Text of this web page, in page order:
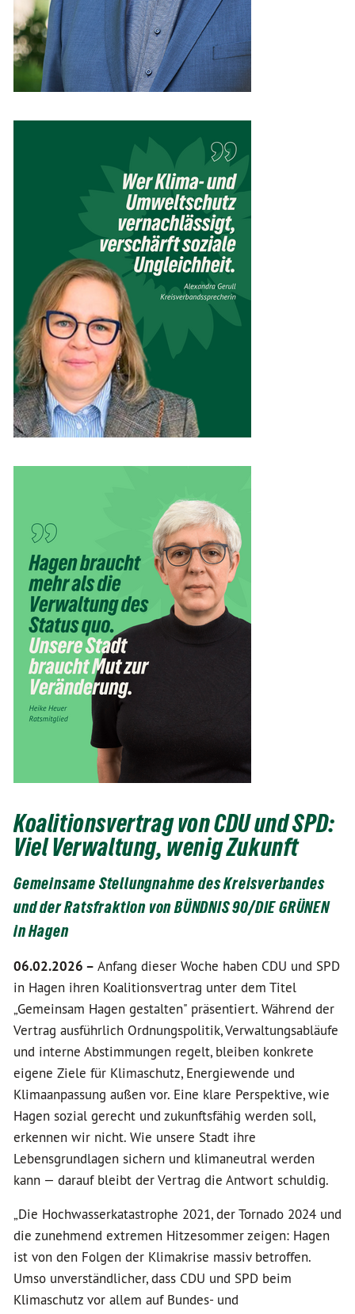
Koalitionsvertrag von CDU und SPD:
Viel Verwaltung, wenig Zukunft
Gemeinsame Stellungnahme des Kreisverbandes
und der Ratsfraktion von BÜNDNIS 90/DIE GRÜNEN
in Hagen
06.02.2026 – Anfang dieser Woche haben CDU und SPD
in Hagen ihren Koalitionsvertrag unter dem Titel
„Gemeinsam Hagen gestalten" präsentiert. Während der
Vertrag ausführlich Ordnungspolitik, Verwaltungsabläufe
und interne Abstimmungen regelt, bleiben konkrete
eigene Ziele für Klimaschutz, Energiewende und
Klimaanpassung außen vor. Eine klare Perspektive, wie
Hagen sozial gerecht und zukunftsfähig werden soll,
erkennen wir nicht. Wie unsere Stadt ihre
Lebensgrundlagen sichern und klimaneutral werden
kann — darauf bleibt der Vertrag die Antwort schuldig.
„Die Hochwasserkatastrophe 2021, der Tornado 2024 und
die zunehmend extremen Hitzesommer zeigen: Hagen
ist von den Folgen der Klimakrise massiv betroffen.
Umso unverständlicher, dass CDU und SPD beim
Klimaschutz vor allem auf Bundes- und